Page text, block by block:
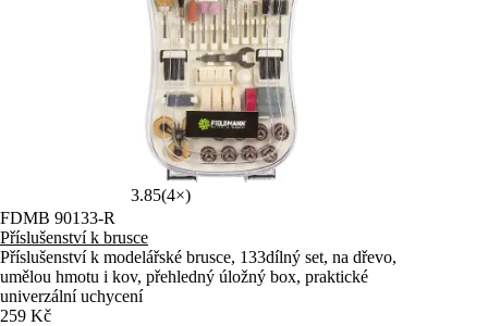
3.85(4×)
FDMB 90133-R
Příslušenství k brusce
Příslušenství k modelářské brusce, 133dílný set, na dřevo,
umělou hmotu i kov, přehledný úložný box, praktické
univerzální uchycení
259 Kč